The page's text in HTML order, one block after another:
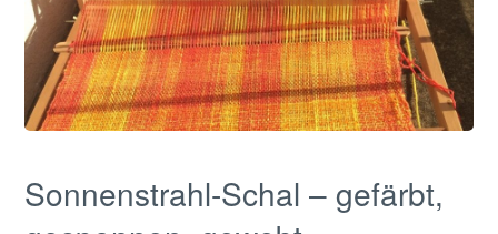
Sonnenstrahl-Schal – gefärbt,